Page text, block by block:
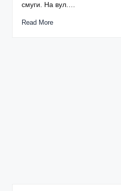
смуги. На вул.…
Read More